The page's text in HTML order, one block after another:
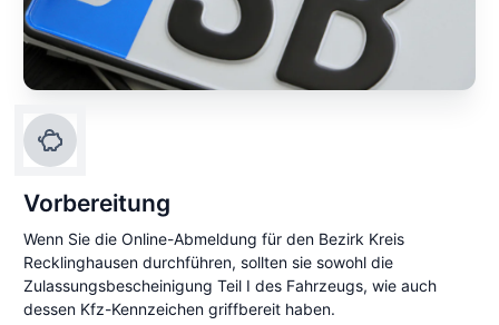
Vorbereitung
Wenn Sie die Online-Abmeldung für den Bezirk Kreis
Recklinghausen durchführen, sollten sie sowohl die
Zulassungsbescheinigung Teil I des Fahrzeugs, wie auch
dessen Kfz-Kennzeichen griffbereit haben.